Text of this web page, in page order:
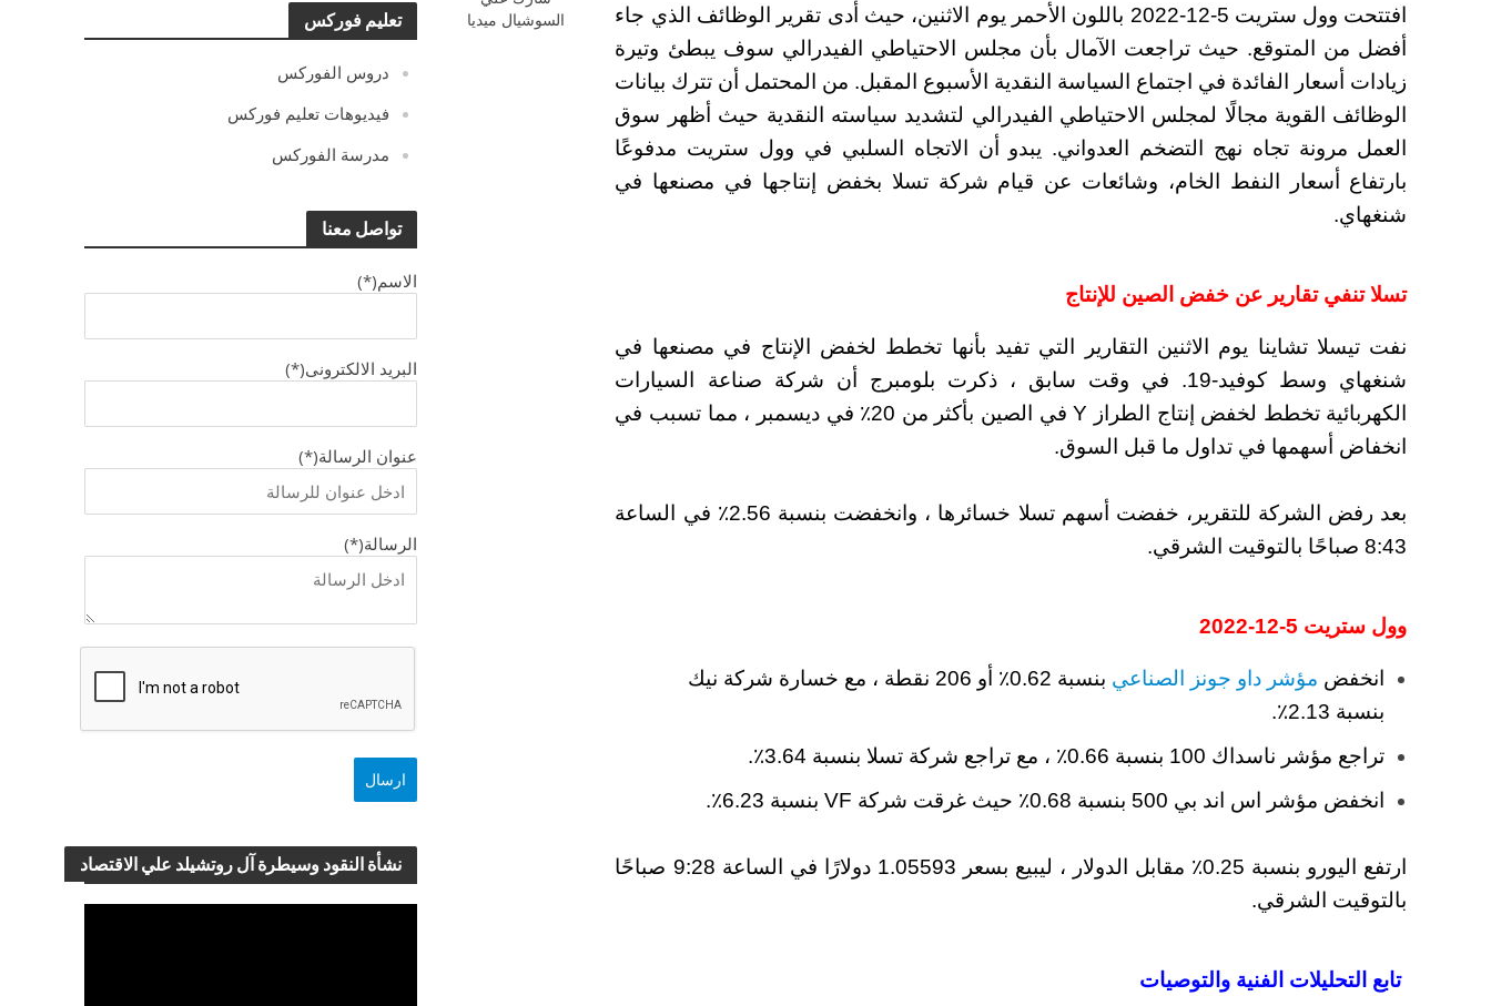
تعليم فوركس
دروس الفوركس
فيديوهات تعليم فوركس
مدرسة الفوركس
تواصل معنا
الاسم(*)
البريد الالكترونى(*)
عنوان الرسالة(*)
الرسالة(*)
نشأة النقود وسيطرة آل روتشيلد علي الاقتصاد
السوشيال ميديا
افتتحت وول ستريت 5-12-2022 باللون الأحمر يوم الاثنين، حيث أدى تقرير الوظائف الذي جاء
أفضل من المتوقع. حيث تراجعت الآمال بأن مجلس الاحتياطي الفيدرالي سوف يبطئ وتيرة
زيادات أسعار الفائدة في اجتماع السياسة النقدية الأسبوع المقبل. من المحتمل أن تترك بيانات
الوظائف القوية مجالًا لمجلس الاحتياطي الفيدرالي لتشديد سياسته النقدية حيث أظهر سوق
العمل مرونة تجاه نهج التضخم العدواني. يبدو أن الاتجاه السلبي في وول ستريت مدفوعًا
بارتفاع أسعار النفط الخام، وشائعات عن قيام شركة تسلا بخفض إنتاجها في مصنعها في
شنغهاي.
تسلا تنفي تقارير عن خفض الصين للإنتاج
نفت تيسلا تشاينا يوم الاثنين التقارير التي تفيد بأنها تخطط لخفض الإنتاج في مصنعها في
شنغهاي وسط كوفيد-19. في وقت سابق ، ذكرت بلومبرج أن شركة صناعة السيارات
الكهربائية تخطط لخفض إنتاج الطراز Y في الصين بأكثر من 20٪ في ديسمبر ، مما تسبب في
انخفاض أسهمها في تداول ما قبل السوق.
بعد رفض الشركة للتقرير، خفضت أسهم تسلا خسائرها ، وانخفضت بنسبة 2.56٪ في الساعة
8:43 صباحًا بالتوقيت الشرقي.
وول ستريت 5-12-2022
انخفض مؤشر داو جونز الصناعي
بنسبة 0.62٪ أو 206 نقطة ، مع خسارة شركة نيك
بنسبة 2.13٪.
تراجع مؤشر ناسداك 100 بنسبة 0.66٪ ، مع تراجع شركة تسلا بنسبة 3.64٪.
انخفض مؤشر اس اند بي 500 بنسبة 0.68٪ حيث غرقت شركة VF بنسبة 6.23٪.
ارتفع اليورو بنسبة 0.25٪ مقابل الدولار ، ليبيع بسعر 1.05593 دولارًا في الساعة 9:28 صباحًا
بالتوقيت الشرقي.
تابع التحليلات الفنية والتوصيات